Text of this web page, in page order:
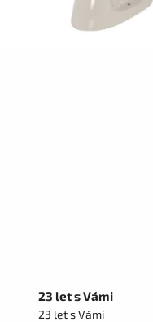
23 let s Vámi
23 let s Vámi